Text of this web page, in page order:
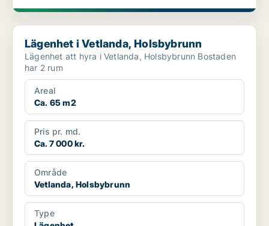
Lägenhet i Vetlanda, Holsbybrunn
Lägenhet i Vetlanda, Holsbybrunn
Lägenhet att hyra i Vetlanda, Holsbybrunn Bostaden
har 2 rum
Areal
Ca. 65 m2
Pris pr. md.
Ca. 7 000 kr.
Område
Vetlanda, Holsbybrunn
Type